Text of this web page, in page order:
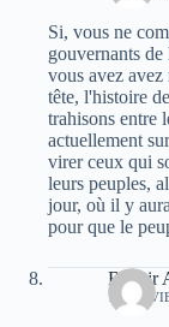
Si, vous ne
gouvernants
vous avez
tête, l'histoire
trahisons entre
actuellement
virer ceux qui
leurs peuples,
jour, où il y
pour que le
Bachir
11